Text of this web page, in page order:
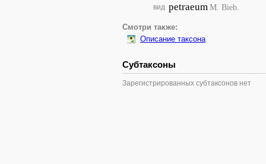
вид petraeumM. Bieb.
Смотри также:
Описание таксона
Субтаксоны
Зарегистрированных субтаксонов нет